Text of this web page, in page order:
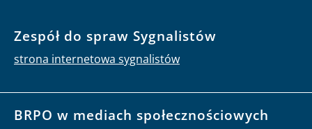
Zespół do spraw Sygnalistów
strona internetowa sygnalistów
BRPO w mediach społecznościowych